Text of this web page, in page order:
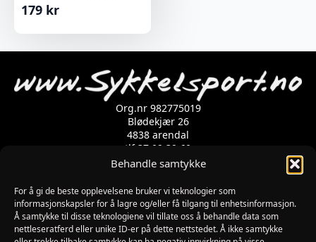
Behandle samtykke
For å gi de beste opplevelsene bruker vi teknologier som
informasjonskapsler for å lagre og/eller få tilgang til enhetsinformasjon.
Å samtykke til disse teknologiene vil tillate oss å behandle data som
nettleseratferd eller unike ID-er på dette nettstedet. Å ikke samtykke
179 kr
Org.nr 982775019
Blødekjær 26
4838 arendal
tlf 37 02 39 60
Kontaktskjema
Åpningstider
MANDAG-FREDAG: 09:00-17:00
LØRDAG: 10:00-15:00